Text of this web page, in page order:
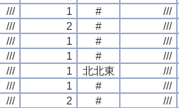
/// 1 # ///
/// 2 # ///
/// 1 # ///
/// 1 # ///
/// 1 北北東 ///
/// 1 # ///
/// 2 # ///
/// 1 # ///
/// 2 # ///
/// 1 # ///
/// 1 # ///
/// 1 北北東 ///
/// 1 # ///
/// 2 # ///
/// 1 # ///
/// 2 # ///
/// 1 # ///
/// 1 # ///
/// 1 北北東 ///
/// 1 # ///
/// 2 # ///
/// 1 # ///
/// 2 # ///
/// 1 # ///
/// 1 # ///
/// 1 北北東 ///
/// 1 # ///
/// 2 # ///